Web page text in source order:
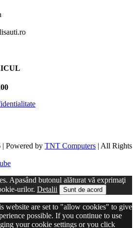
| Powered by TNT Computers | All Rights
Apasând butonul alăturat vă exprimaţi
urilor. Detalii Sunt de acord
website are set to "allow cookies" to give
possible. If you continue to use
your cookie settings or you click